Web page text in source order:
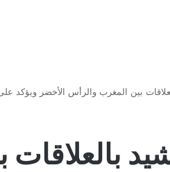
بين المغرب والرأس الأخضر ويؤكد على